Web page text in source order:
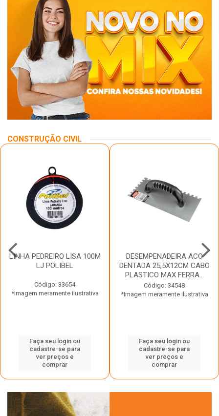
CONSTRUÇÃO CIVIL
LINHA PEDREIRO LISA 100M
LJ POLIBEL
Código: 33654
*Imagem meramente ilustrativa
Faça seu login ou
cadastre-se para
ver preços e
comprar
DESEMPENADEIRA ACO
DENTADA 25,5X12CM CABO
PLASTICO MAX FERRA...
Código: 34548
*Imagem meramente ilustrativa
Faça seu login ou
cadastre-se para
ver preços e
comprar